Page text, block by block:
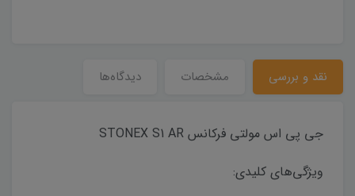
نقد و بررسی مشخصات دیدگاه‌ها
جی پی اس مولتی فرکانس STONEX S1 AR
ویژگی‌های کلیدی: